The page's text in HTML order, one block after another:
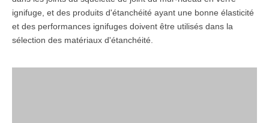
ignifuge, et des produits d'étanchéité ayant une bonne élasticité
et des performances ignifuges doivent être utilisés dans la
sélection des matériaux d'étanchéité.